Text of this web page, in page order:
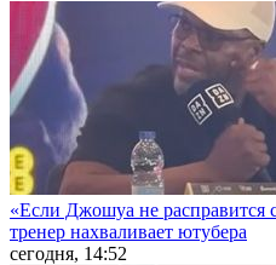
«Если Джошуа не
тренер нахваливает ютубера
сегодня, 14:52